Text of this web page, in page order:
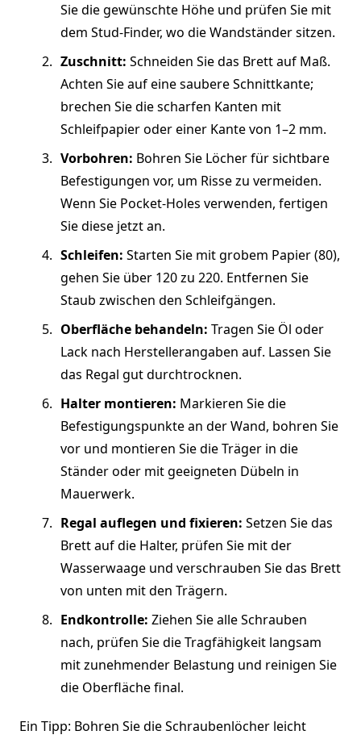
Sie die gewünschte Höhe und prüfen Sie mit
dem Stud-Finder, wo die Wandständer sitzen.
Zuschnitt: Schneiden Sie das Brett auf Maß.
Achten Sie auf eine saubere Schnittkante;
brechen Sie die scharfen Kanten mit
Schleifpapier oder einer Kante von 1–2 mm.
Vorbohren: Bohren Sie Löcher für sichtbare
Befestigungen vor, um Risse zu vermeiden.
Wenn Sie Pocket-Holes verwenden, fertigen
Sie diese jetzt an.
Schleifen: Starten Sie mit grobem Papier (80),
gehen Sie über 120 zu 220. Entfernen Sie
Staub zwischen den Schleifgängen.
Oberfläche behandeln: Tragen Sie Öl oder
Lack nach Herstellerangaben auf. Lassen Sie
das Regal gut durchtrocknen.
Halter montieren: Markieren Sie die
Befestigungspunkte an der Wand, bohren Sie
vor und montieren Sie die Träger in die
Ständer oder mit geeigneten Dübeln in
Mauerwerk.
Regal auflegen und fixieren: Setzen Sie das
Brett auf die Halter, prüfen Sie mit der
Wasserwaage und verschrauben Sie das Brett
von unten mit den Trägern.
Endkontrolle: Ziehen Sie alle Schrauben
nach, prüfen Sie die Tragfähigkeit langsam
mit zunehmender Belastung und reinigen Sie
die Oberfläche final.
Ein Tipp: Bohren Sie die Schraubenlöcher leicht